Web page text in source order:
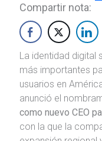
Compartir nota:
La identidad digital
más importantes
usuarios en
anunció el
como nuevo CEO
con la que la